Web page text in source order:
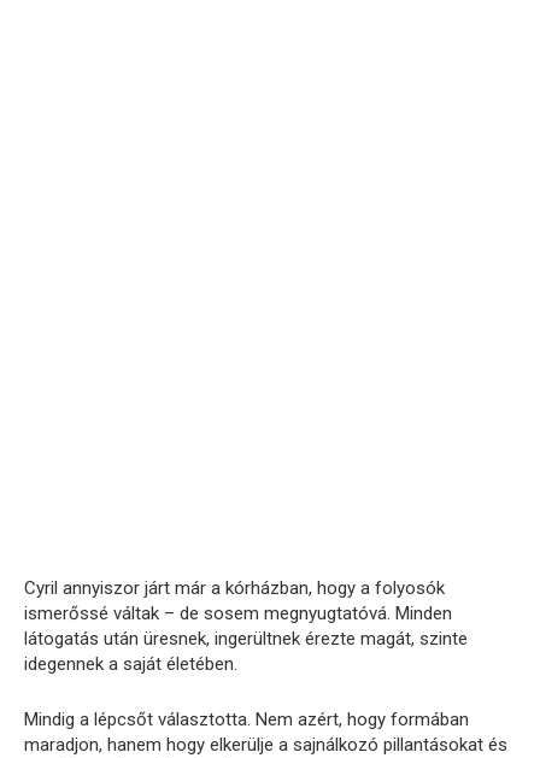
Cyril annyiszor járt már a kórházban, hogy a folyosók
ismerőssé váltak – de sosem megnyugtatóvá. Minden
látogatás után üresnek, ingerültnek érezte magát, szinte
idegennek a saját életében.
Mindig a lépcsőt választotta. Nem azért, hogy formában
maradjon, hanem hogy elkerülje a sajnálkozó pillantásokat és